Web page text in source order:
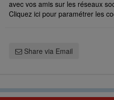
avec vos amis sur les réseaux
Cliquez ici pour paramétrer les
Share via Email